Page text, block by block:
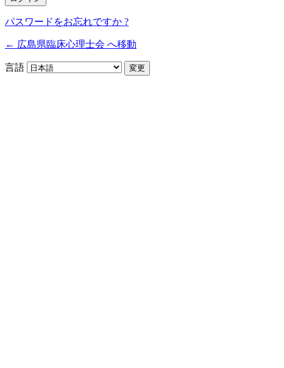
パスワードをお忘れですか ?
← 広島県臨床心理士会 へ移動
言語